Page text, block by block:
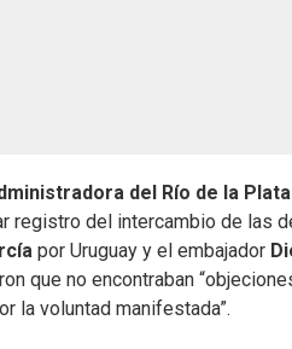
del Río de la Plata
registro del intercambio de las
por Uruguay y el embajador
que no encontraban
la voluntad manifestada”.